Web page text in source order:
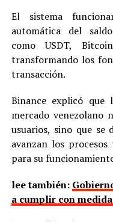
El sistema
automática del
como USDT,
transformando los
transacción.
Binance explicó
mercado venezolano
usuarios, sino que se
avanzan los
para su
lee también:
a cumplir con